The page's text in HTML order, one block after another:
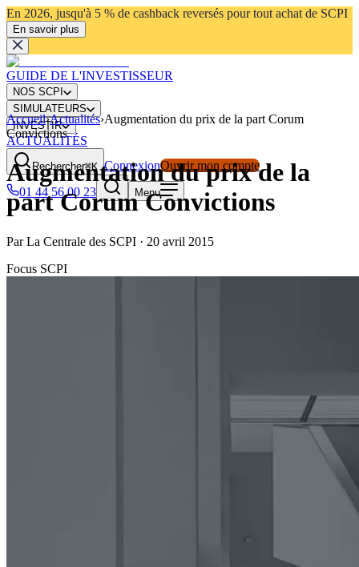
En 2026, jusqu'à 5 % de cashback reversés pour tout achat de SCPI
En savoir plus
GUIDE DE L'INVESTISSEUR
NOS SCPI
SIMULATEURS
INVESTIR
ACTUALITÉS
Rechercher⌘K ConnexionOuvrir mon compte
01 44 56 00 23
Menu
Accueil›Actualités›Augmentation du prix de la part Corum
Convictions
Augmentation du prix de la
part Corum Convictions
Par La Centrale des SCPI · 20 avril 2015
Focus SCPI